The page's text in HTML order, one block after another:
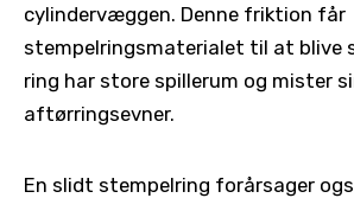
cylindervæggen. Denne friktion får
stempelringsmaterialet til at blive
ring har store spillerum og mister
aftørringsevner.
En slidt stempelring forårsager